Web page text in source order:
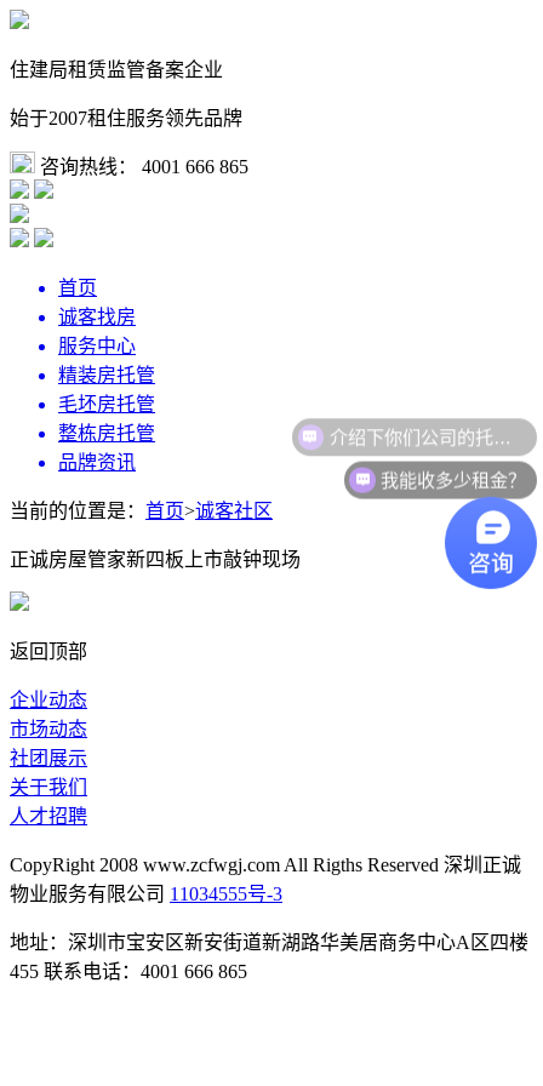
住建局租赁监管备案企业
始于2007租住服务领先品牌
咨询热线： 4001 666 865
首页
诚客找房
服务中心
精装房托管
毛坯房托管
整栋房托管
品牌资讯
当前的位置是： 首页>诚客社区
正诚房屋管家新四板上市敲钟现场
返回顶部
企业动态
市场动态
社团展示
关于我们
人才招聘
CopyRight 2008 www.zcfwgj.com All Rigths Reserved 深圳正诚
物业服务有限公司 11034555号-3
地址：深圳市宝安区新安街道新湖路华美居商务中心A区四楼
455 联系电话：4001 666 865
我能收多少租金？